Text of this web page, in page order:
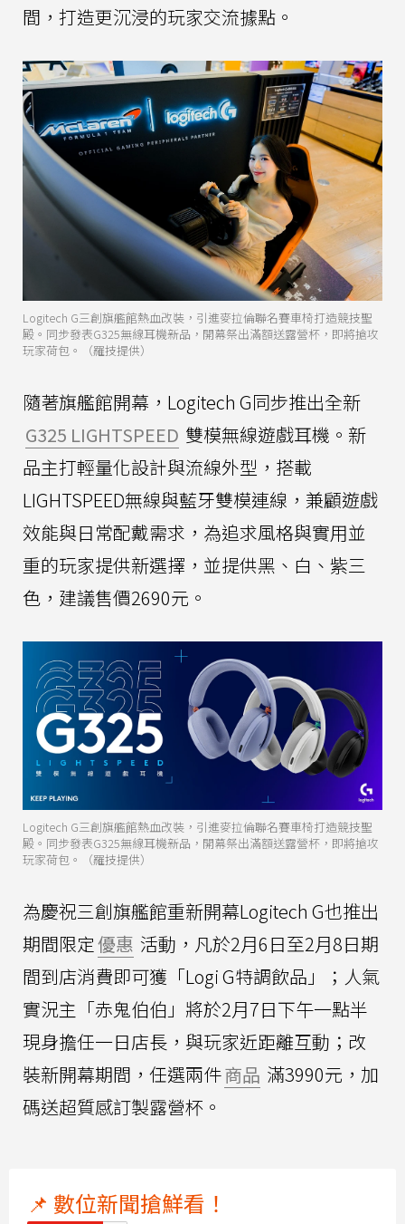
間，打造更沉浸的玩家交流據點。
Logitech G三創旗艦館熱血改裝，引進麥拉倫聯名賽車椅打造競技聖
殿。同步發表G325無線耳機新品，開幕祭出滿額送露營杯，即將搶攻
玩家荷包。（羅技提供）
隨著旗艦館開幕，Logitech G同步推出全新
G325 LIGHTSPEED 雙模無線遊戲耳機。新
品主打輕量化設計與流線外型，搭載
LIGHTSPEED無線與藍牙雙模連線，兼顧遊戲
效能與日常配戴需求，為追求風格與實用並
重的玩家提供新選擇，並提供黑、白、紫三
色，建議售價2690元。
Logitech G三創旗艦館熱血改裝，引進麥拉倫聯名賽車椅打造競技聖
殿。同步發表G325無線耳機新品，開幕祭出滿額送露營杯，即將搶攻
玩家荷包。（羅技提供）
為慶祝三創旗艦館重新開幕Logitech G也推出
期間限定優惠 活動，凡於2月6日至2月8日期
間到店消費即可獲「Logi G特調飲品」；人氣
實況主「赤鬼伯伯」將於2月7日下午一點半
現身擔任一日店長，與玩家近距離互動；改
裝新開幕期間，任選兩件商品 滿3990元，加
碼送超質感訂製露營杯。
📌 數位新聞搶鮮看！